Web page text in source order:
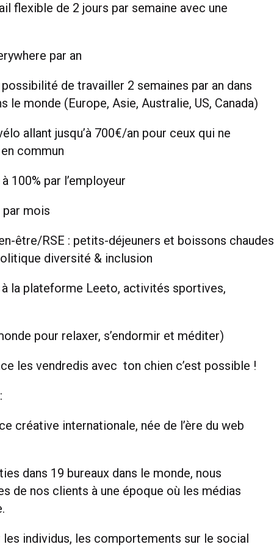
flexible de 2 jours par semaine avec une
par an
de travailler 2 semaines par an dans
le monde (Europe, Asie, Australie, US, Canada)
allant jusqu’à 700€/an pour ceux qui ne
commun
100% par l’employeur
par mois
être/RSE : petits-déjeuners et boissons chaudes
diversité & inclusion
à la plateforme Leeto, activités sportives,
pour relaxer, s’endormir et méditer)
les vendredis avec ton chien c’est possible !
créative internationale, née de l’ère du web
dans 19 bureaux dans le monde, nous
de nos clients à une époque où les médias
individus, les comportements sur le social